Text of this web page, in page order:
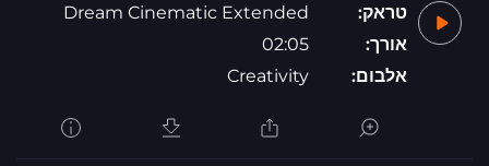
טראק:
Dream Cinematic Extended
אורך:
02:05
אלבום:
Creativity